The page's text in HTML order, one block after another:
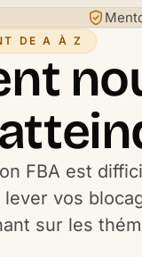
DE A À Z
FBA est
lever vos
sur les